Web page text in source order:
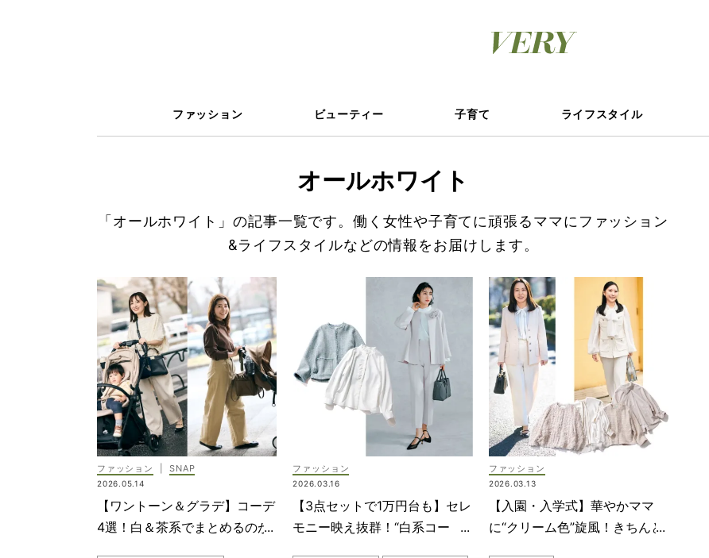
ファッション ビューティー 子育て ライフスタイル
オールホワイト
「オールホワイト」の記事一覧です。働く女性や子育てに頑張るママにファッション
&ライフスタイルなどの情報をお届けします。
ファッション SNAP
2026.05.14
【ワントーン＆グラデ】コーデ
4選！白＆茶系でまとめるのが
ファッション
2026.03.16
【3点セットで1万円台も】セレ
モニー映え抜群！“白系コー
ファッション
2026.03.13
【入園・入学式】華やかママ
に“クリーム色”旋風！きちんと